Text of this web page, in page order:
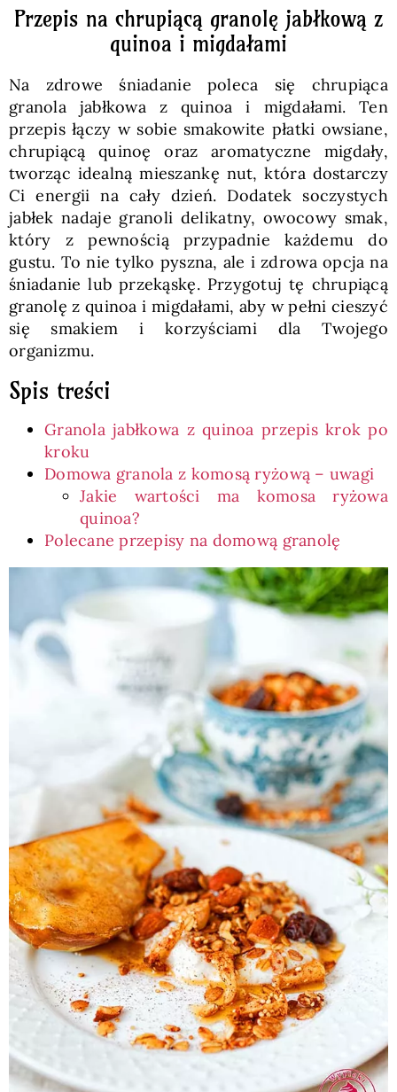
Przepis na chrupiącą granolę jabłkową z
quinoa i migdałami
Na zdrowe śniadanie poleca się chrupiąca
granola jabłkowa z quinoa i migdałami. Ten
przepis łączy w sobie smakowite płatki owsiane,
chrupiącą quinoę oraz aromatyczne migdały,
tworząc idealną mieszankę nut, która dostarczy
Ci energii na cały dzień. Dodatek soczystych
jabłek nadaje granoli delikatny, owocowy smak,
który z pewnością przypadnie każdemu do
gustu. To nie tylko pyszna, ale i zdrowa opcja na
śniadanie lub przekąskę. Przygotuj tę chrupiącą
granolę z quinoa i migdałami, aby w pełni cieszyć
się smakiem i korzyściami dla Twojego
organizmu.
Spis treści
Granola jabłkowa z quinoa przepis krok po
kroku
Domowa granola z komosą ryżową – uwagi
Jakie wartości ma komosa ryżowa
quinoa?
Polecane przepisy na domową granolę